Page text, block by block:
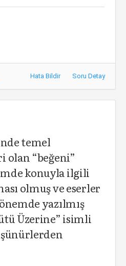
Hata Bildir Soru Detay
temel
olan “beğeni”
konuyla ilgili
olmuş ve eserler
yazılmış
Üzerine” isimli